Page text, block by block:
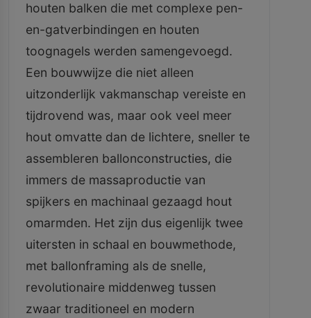
houten balken die met complexe pen-
en-gatverbindingen en houten
toognagels werden samengevoegd.
Een bouwwijze die niet alleen
uitzonderlijk vakmanschap vereiste en
tijdrovend was, maar ook veel meer
hout omvatte dan de lichtere, sneller te
assembleren ballonconstructies, die
immers de massaproductie van
spijkers en machinaal gezaagd hout
omarmden. Het zijn dus eigenlijk twee
uitersten in schaal en bouwmethode,
met ballonframing als de snelle,
revolutionaire middenweg tussen
zwaar traditioneel en modern